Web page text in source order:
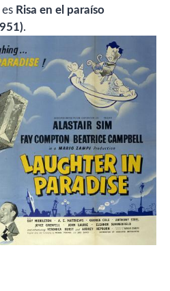
Risa en el paraíso
.